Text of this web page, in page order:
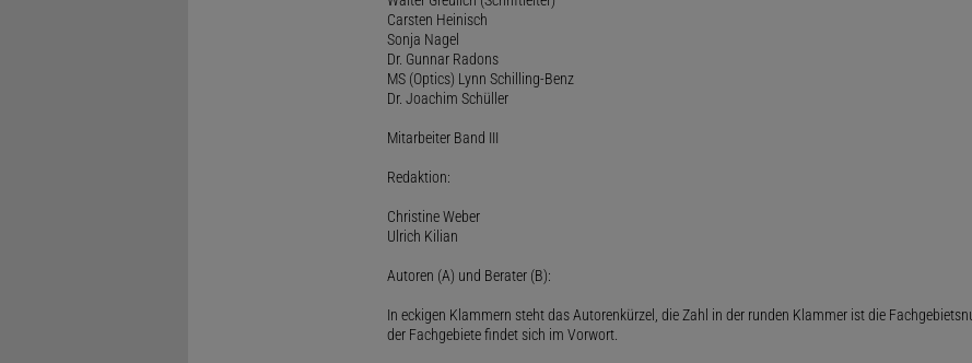
Carsten Heinisch
Sonja Nagel
Dr. Gunnar Radons
MS (Optics) Lynn Schilling-Benz
Dr. Joachim Schüller
Mitarbeiter Band III
Redaktion:
Christine Weber
Ulrich Kilian
Autoren (A) und Berater (B):
In eckigen Klammern steht das Autorenkürzel, die Zahl in der runden Klammer ist die
der Fachgebiete findet sich im Vorwort.